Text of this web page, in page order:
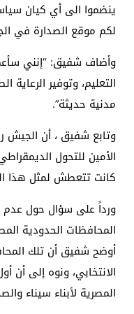
لكم موقع الصدارة في
وأضاف شفيق: “إنني
التعليم، وتوفير الرعاية
مدنية حديثة”.
وتابع شفيق ، أن الجيش
الأمين للتحول
كانت تتعطش لمثل هذا
ورداً على سؤال حول
المحافظات الحدودية
أوضح شفيق أن تلك
الانتخابي، ونوه إلى أن
المصرية لأبناء سيناء